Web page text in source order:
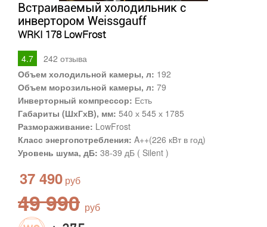
Встраиваемый холодильник с
инвертором Weissgauff
WRKI 178 LowFrost
4.7 242 отзыва
Объем холодильной камеры, л: 192
Объем морозильной камеры, л: 79
Инверторный компрессор: Есть
Габариты (ШхГхВ), мм: 540 х 545 х 1785
Размораживание: LowFrost
Класс энергопотребления: A++(226 кВт в год)
Уровень шума, дБ: 38-39 дБ ( Silent )
37 490
49 990